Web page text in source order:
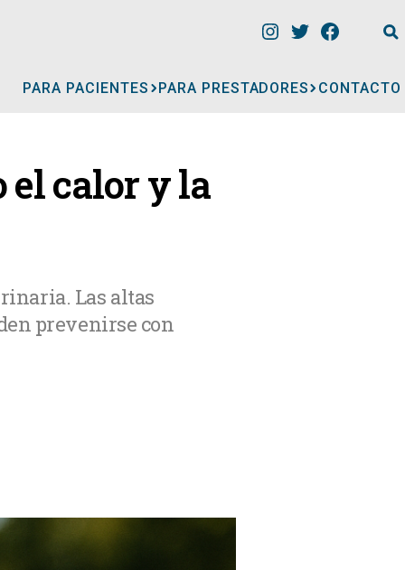
PARA PACIENTES
CLÍNICAS
MÉDICOS
PARA PRESTADORES CONTACTO
el calor y la
Las altas
prevenirse con